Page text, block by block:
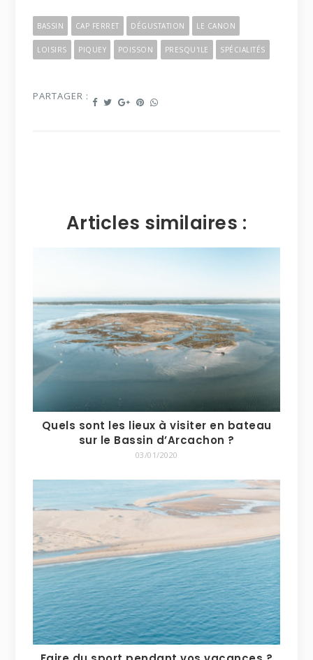
BASSIN CAP FERRET DÉGUSTATION LE CANON
LOISIRS PIQUEY POISSON PRESQU'ILE SPÉCIALITÉS
PARTAGER :
Articles similaires :
Quels sont les lieux à visiter en bateau
sur le Bassin d’Arcachon ?
03/01/2020